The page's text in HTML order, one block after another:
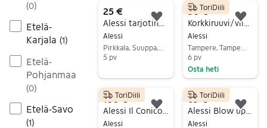
(0)
Etelä-
Karjala (1)
Etelä-
Pohjanmaa
(0)
Etelä-Savo
(1)
25 €
Alessi tarjotin/vati
Alessi
5 pv
Lisää suosikiksi.
30 €
Alessi
6 pv
Osta heti
ToriDiili
100 €
Alessi
ToriDiili
Lisää suosikiksi.
65 €
Alessi Blow up hedelmäkori
Alessi
ToriDiili